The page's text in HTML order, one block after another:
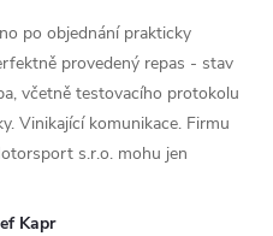
Kapr
po objednání prakticky
provedený repas - stav
včetně testovacího protokolu
Vinikající komunikace. Firmu
s.r.o. mohu jen